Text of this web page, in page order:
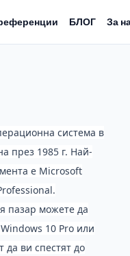
БЛОГ За
система в
през 1985 г. Най-
е Microsoft
пазар можете да
10 Pro или
ви спестят до